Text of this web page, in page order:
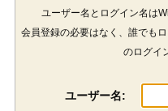
ユーザー名とログイン名は
会員登録の必要はなく、誰でも
のログイ
ユーザー名: